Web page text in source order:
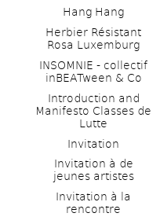
Hang Hang
Herbier Résistant
Rosa Luxemburg
INSOMNIE - collectif
inBEATween & Co
Introduction and
Manifesto Classes de
Lutte
Invitation
Invitation à de
jeunes artistes
Invitation à la
rencontre